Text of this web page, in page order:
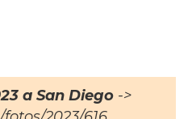
a San Diego->